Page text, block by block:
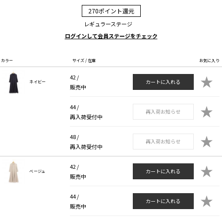
270ポイント還元
レギュラーステージ
ログインして会員ステージをチェック
カラー サイズ / 在庫 お気に入り
ネイビー
42 /
販売中
カートに入れる ★
44 /
再入荷受付中
再入荷お知らせ ★
48 /
再入荷受付中
再入荷お知らせ ★
ベージュ
42 /
販売中
カートに入れる ★
44 /
販売中
カートに入れる ★